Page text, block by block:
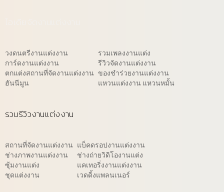
วงดนตรีงานแต่งงาน
การ์ดงานแต่งงาน
ตกแต่งสถานที่จัดงานแต่งงาน
ฮันนีมูน
รวมเพลงงานแต่ง
รีวิวจัดงานแต่งงาน
ของชำร่วยงานแต่งงาน
แหวนแต่งงาน แหวนหมั้น
รวมรีวิวงานแต่งงาน
สถานที่จัดงานแต่งงาน
ช่างภาพงานแต่งงาน
ซุ้มงานแต่ง
ชุดแต่งงาน
แบ็คดรอปงานแต่งงาน
ช่างถ่ายวิดิโองานแต่ง
แคเทอริ่งงานแต่งงาน
เวดดิ้งแพลนเนอร์